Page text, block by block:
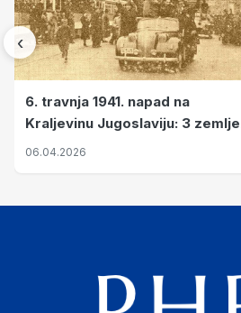
‹
6. travnja 1941. napad na
Kraljevinu Jugoslaviju: 3 zemlje
nastale njenim raspadom
06.04.2026